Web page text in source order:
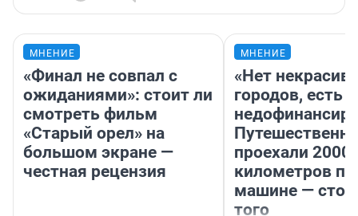
МНЕНИЕ
«Финал не совпал с
ожиданиями»: стоит ли
смотреть фильм
«Старый орел» на
большом экране —
честная рецензия
МНЕНИЕ
«Нет
городов, есть
проехали 2000
километров по
машине —
того